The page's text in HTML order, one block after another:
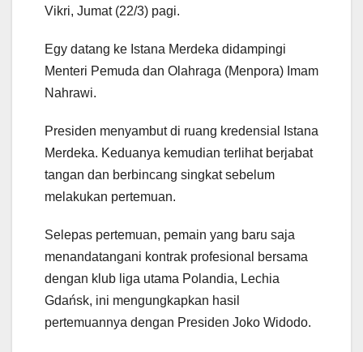
Vikri, Jumat (22/3) pagi.
Egy datang ke Istana Merdeka didampingi
Menteri Pemuda dan Olahraga (Menpora) Imam
Nahrawi.
Presiden menyambut di ruang kredensial Istana
Merdeka. Keduanya kemudian terlihat berjabat
tangan dan berbincang singkat sebelum
melakukan pertemuan.
Selepas pertemuan, pemain yang baru saja
menandatangani kontrak profesional bersama
dengan klub liga utama Polandia, Lechia
Gdańsk, ini mengungkapkan hasil
pertemuannya dengan Presiden Joko Widodo.